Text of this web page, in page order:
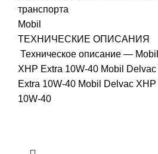
транспорта
Mobil
ТЕХНИЧЕСКИЕ ОПИСАНИЯ
Техническое описание —
XHP Extra 10W-40 Mobil
Extra 10W-40 Mobil Delvac XHP
10W-40